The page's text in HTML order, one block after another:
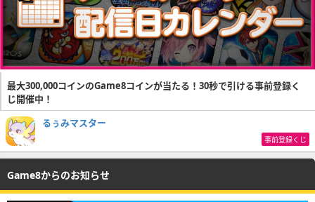
最大300,000コインのGame8コインが当たる！30秒で引ける事前登録く
じ開催中！
るぅみマスター
事前登録くじ
Game8からのお知らせ